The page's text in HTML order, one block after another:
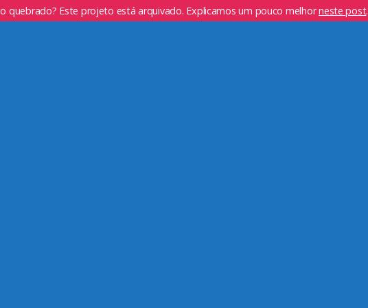
quebrado? Este projeto está arquivado. Explicamos um pouco melhorneste post.